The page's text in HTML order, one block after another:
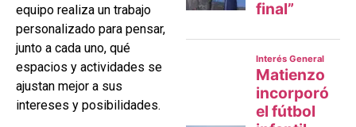
equipo realiza un trabajo
personalizado para pensar,
junto a cada uno, qué
espacios y actividades se
ajustan mejor a sus
intereses y posibilidades.